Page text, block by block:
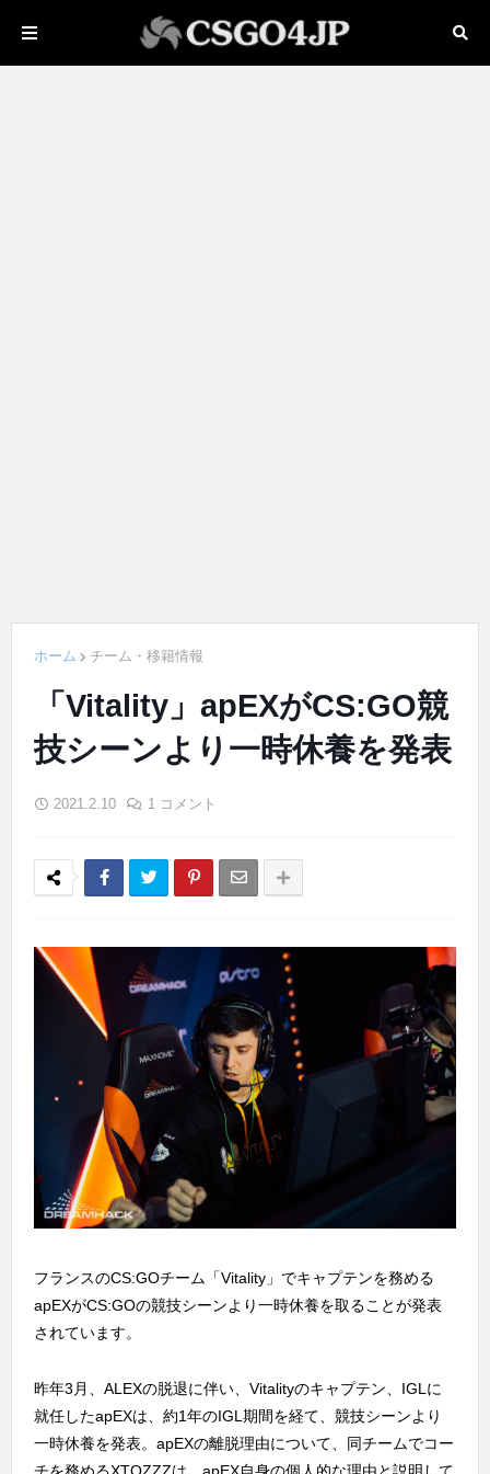
ホーム チーム・移籍情報
「Vitality」apEXがCS:GO競
技シーンより一時休養を発表
2021.2.10 1 コメント
フランスのCS:GOチーム「Vitality」でキャプテンを務める
apEXがCS:GOの競技シーンより一時休養を取ることが発表
されています。
昨年3月、ALEXの脱退に伴い、Vitalityのキャプテン、IGLに
就任したapEXは、約1年のIGL期間を経て、競技シーンより
一時休養を発表。apEXの離脱理由について、同チームでコー
チを務めるXTQZZZは、apEX自身の個人的な理由と説明して